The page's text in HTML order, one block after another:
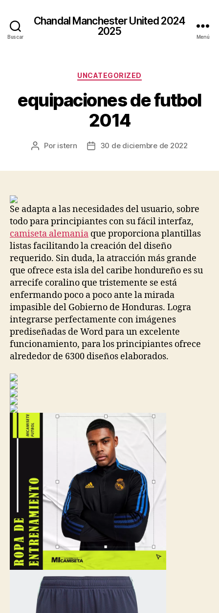
Buscar
Chandal Manchester United 2024
2025
Menú
Categorías
UNCATEGORIZED
equipaciones de futbol
2014
Autor
Por istern
Fecha30 de diciembre de 2022
Se adapta a las necesidades del usuario, sobre
todo para principiantes con su fácil interfaz,
camiseta alemania que proporciona plantillas
listas facilitando la creación del diseño
requerido. Sin duda, la atracción más grande
que ofrece esta isla del caribe hondureño es su
arrecife coralino que tristemente se está
enfermando poco a poco ante la mirada
impasible del Gobierno de Honduras. Logra
integrarse perfectamente con imágenes
prediseñadas de Word para un excelente
funcionamiento, para los principiantes ofrece
alrededor de 6300 diseños elaborados.